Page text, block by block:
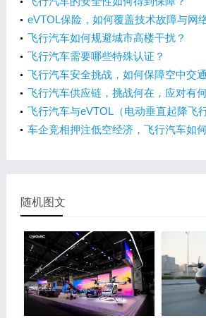
eVTOL保险，如何覆盖技术故障与网
飞行汽车如何规避城市高楼干扰？
飞行汽车需要哪些特殊认证？
飞行汽车安全挑战，如何保障空中交
飞行汽车供应链，挑战何在，应对有
飞行汽车与eVTOL（电动垂直起降飞
么差异？
车企竞相押注低空经济，飞行汽车如
随机图文